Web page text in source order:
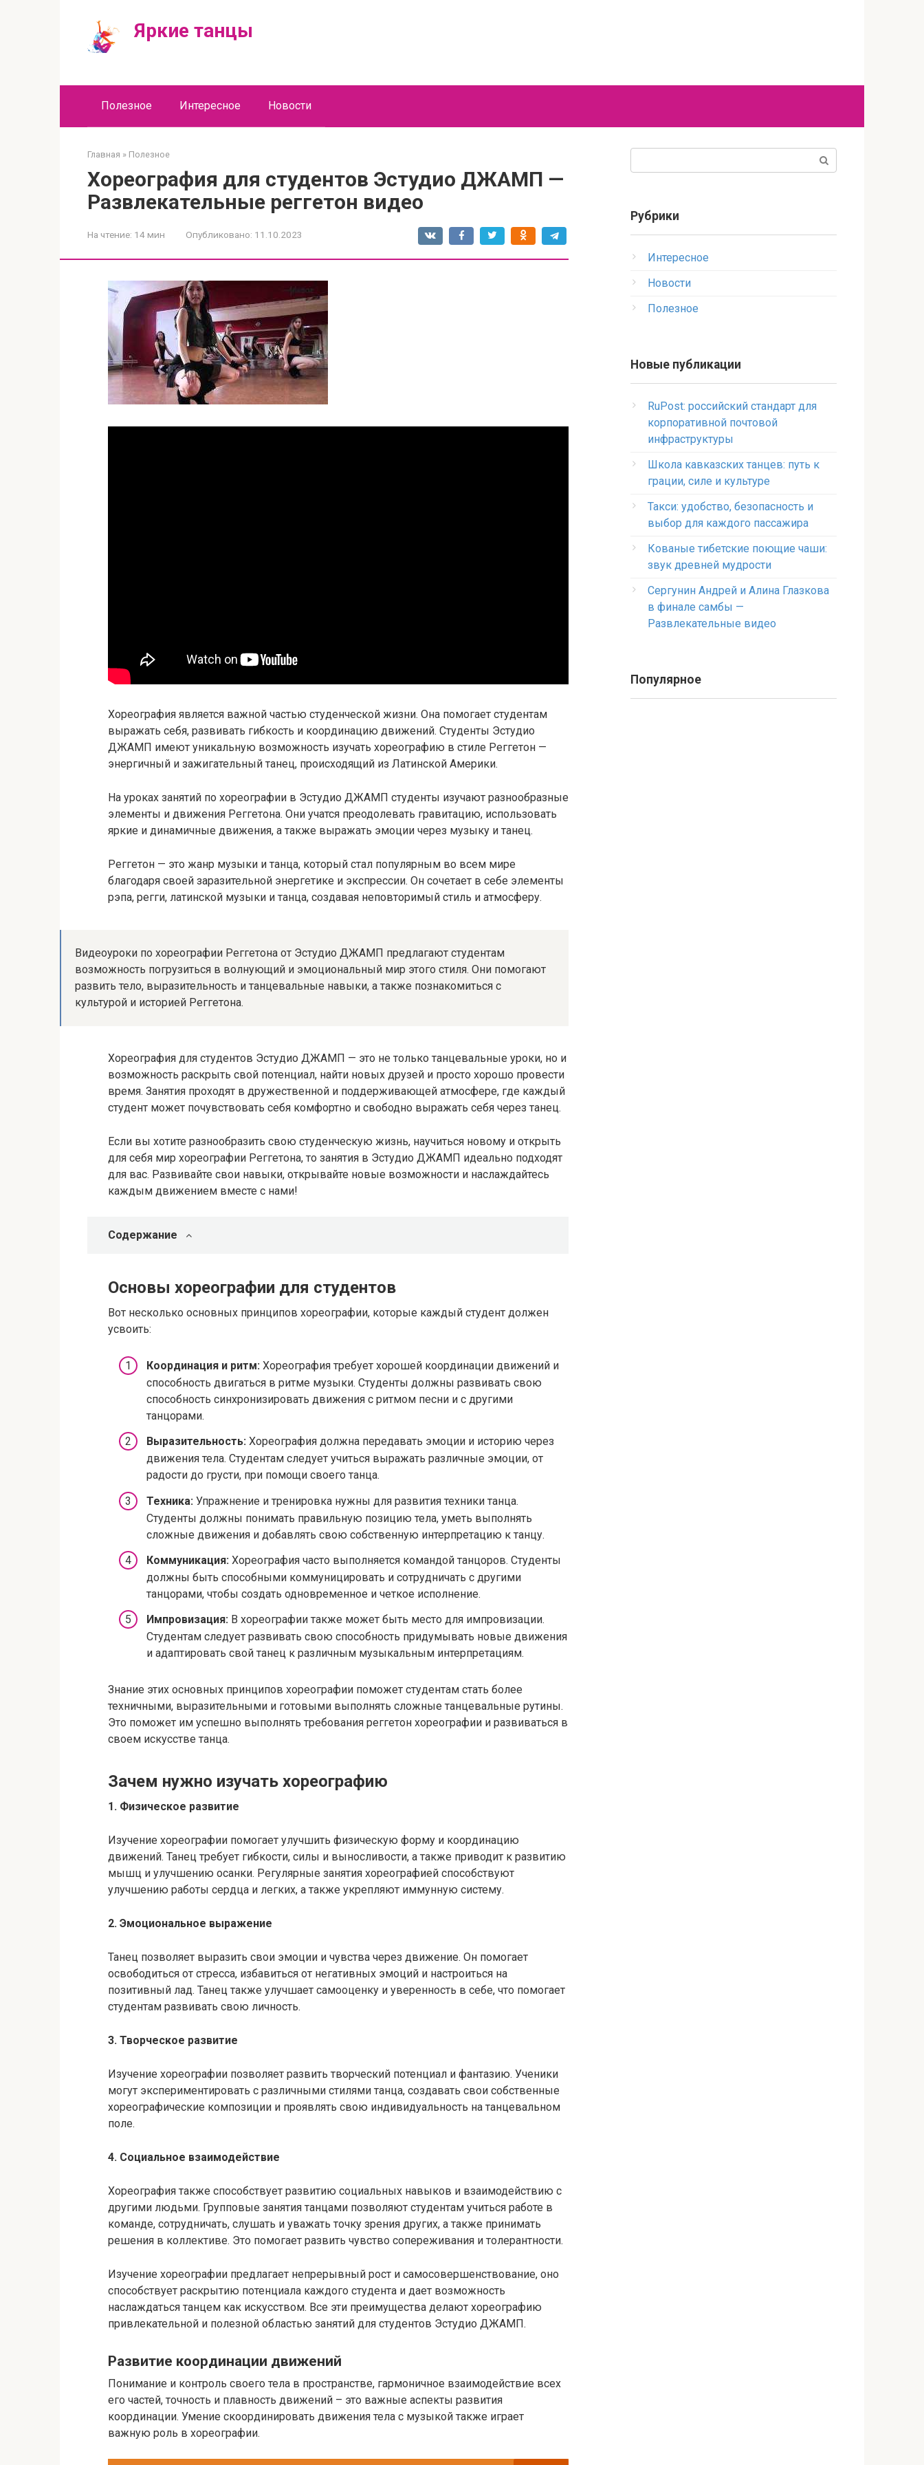
Яркие танцы
Полезное Интересное Новости
Главная » Полезное
Хореография для студентов Эстудио ДЖАМП —
Развлекательные реггетон видео
На чтение: 14 мин Опубликовано: 11.10.2023
Хореография является важной частью студенческой жизни. Она помогает студентам
выражать себя, развивать гибкость и координацию движений. Студенты Эстудио
ДЖАМП имеют уникальную возможность изучать хореографию в стиле Реггетон —
энергичный и зажигательный танец, происходящий из Латинской Америки.
На уроках занятий по хореографии в Эстудио ДЖАМП студенты изучают разнообразные
элементы и движения Реггетона. Они учатся преодолевать гравитацию, использовать
яркие и динамичные движения, а также выражать эмоции через музыку и танец.
Реггетон — это жанр музыки и танца, который стал популярным во всем мире
благодаря своей заразительной энергетике и экспрессии. Он сочетает в себе элементы
рэпа, регги, латинской музыки и танца, создавая неповторимый стиль и атмосферу.
Видеоуроки по хореографии Реггетона от Эстудио ДЖАМП предлагают студентам
возможность погрузиться в волнующий и эмоциональный мир этого стиля. Они помогают
развить тело, выразительность и танцевальные навыки, а также познакомиться с
культурой и историей Реггетона.
Хореография для студентов Эстудио ДЖАМП — это не только танцевальные уроки, но и
возможность раскрыть свой потенциал, найти новых друзей и просто хорошо провести
время. Занятия проходят в дружественной и поддерживающей атмосфере, где каждый
студент может почувствовать себя комфортно и свободно выражать себя через танец.
Если вы хотите разнообразить свою студенческую жизнь, научиться новому и открыть
для себя мир хореографии Реггетона, то занятия в Эстудио ДЖАМП идеально подходят
для вас. Развивайте свои навыки, открывайте новые возможности и наслаждайтесь
каждым движением вместе с нами!
Содержание
Основы хореографии для студентов
Вот несколько основных принципов хореографии, которые каждый студент должен
усвоить:
Координация и ритм: Хореография требует хорошей координации движений и
способность двигаться в ритме музыки. Студенты должны развивать свою
способность синхронизировать движения с ритмом песни и с другими
танцорами.
Выразительность: Хореография должна передавать эмоции и историю через
движения тела. Студентам следует учиться выражать различные эмоции, от
радости до грусти, при помощи своего танца.
Техника: Упражнение и тренировка нужны для развития техники танца.
Студенты должны понимать правильную позицию тела, уметь выполнять
сложные движения и добавлять свою собственную интерпретацию к танцу.
Коммуникация: Хореография часто выполняется командой танцоров. Студенты
должны быть способными коммуницировать и сотрудничать с другими
танцорами, чтобы создать одновременное и четкое исполнение.
Импровизация: В хореографии также может быть место для импровизации.
Студентам следует развивать свою способность придумывать новые движения
и адаптировать свой танец к различным музыкальным интерпретациям.
Знание этих основных принципов хореографии поможет студентам стать более
техничными, выразительными и готовыми выполнять сложные танцевальные рутины.
Это поможет им успешно выполнять требования реггетон хореографии и развиваться в
своем искусстве танца.
Зачем нужно изучать хореографию
1. Физическое развитие
Изучение хореографии помогает улучшить физическую форму и координацию
движений. Танец требует гибкости, силы и выносливости, а также приводит к развитию
мышц и улучшению осанки. Регулярные занятия хореографией способствуют
улучшению работы сердца и легких, а также укрепляют иммунную систему.
2. Эмоциональное выражение
Танец позволяет выразить свои эмоции и чувства через движение. Он помогает
освободиться от стресса, избавиться от негативных эмоций и настроиться на
позитивный лад. Танец также улучшает самооценку и уверенность в себе, что помогает
студентам развивать свою личность.
3. Творческое развитие
Изучение хореографии позволяет развить творческий потенциал и фантазию. Ученики
могут экспериментировать с различными стилями танца, создавать свои собственные
хореографические композиции и проявлять свою индивидуальность на танцевальном
поле.
4. Социальное взаимодействие
Хореография также способствует развитию социальных навыков и взаимодействию с
другими людьми. Групповые занятия танцами позволяют студентам учиться работе в
команде, сотрудничать, слушать и уважать точку зрения других, а также принимать
решения в коллективе. Это помогает развить чувство сопереживания и толерантности.
Изучение хореографии предлагает непрерывный рост и самосовершенствование, оно
способствует раскрытию потенциала каждого студента и дает возможность
наслаждаться танцем как искусством. Все эти преимущества делают хореографию
привлекательной и полезной областью занятий для студентов Эстудио ДЖАМП.
Развитие координации движений
Понимание и контроль своего тела в пространстве, гармоничное взаимодействие всех
его частей, точность и плавность движений – это важные аспекты развития
координации. Умение скоординировать движения тела с музыкой также играет
важную роль в хореографии.
Рубрики
Интересное
Новости
Полезное
Новые публикации
RuPost: российский стандарт для
корпоративной почтовой
инфраструктуры
Школа кавказских танцев: путь к
грации, силе и культуре
Такси: удобство, безопасность и
выбор для каждого пассажира
Кованые тибетские поющие чаши:
звук древней мудрости
Сергунин Андрей и Алина Глазкова
в финале самбы —
Развлекательные видео
Популярное